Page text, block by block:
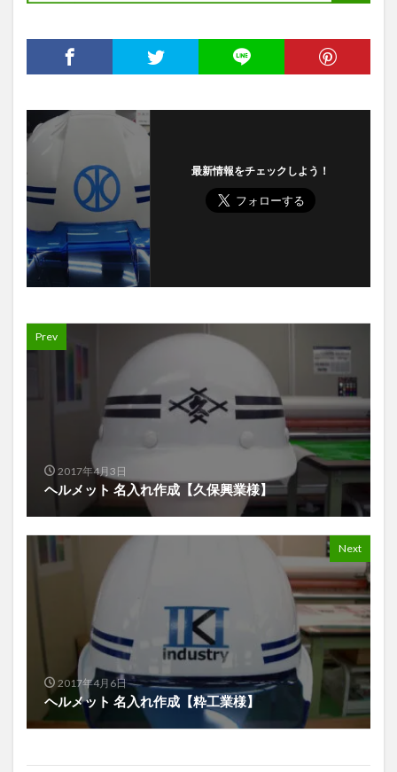
最新情報をチェックしよう！
Prev
2017年4月3日
ヘルメット 名入れ作成【久保興業様】
Next
2017年4月6日
ヘルメット 名入れ作成【粋工業様】